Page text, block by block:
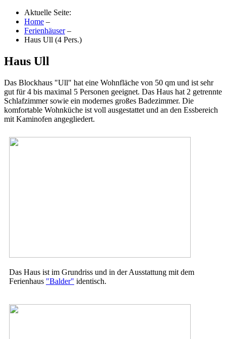
Aktuelle Seite:
Home –
Ferienhäuser –
Haus Ull (4 Pers.)
Haus Ull
Das Blockhaus "Ull" hat eine Wohnfläche von 50 qm und ist sehr
gut für 4 bis maximal 5 Personen geeignet. Das Haus hat 2 getrennte
Schlafzimmer sowie ein modernes großes Badezimmer. Die
komfortable Wohnküche ist voll ausgestattet und an den Essbereich
mit Kaminofen angegliedert.
Das Haus ist im Grundriss und in der Ausstattung mit dem
Ferienhaus "Balder" identisch.